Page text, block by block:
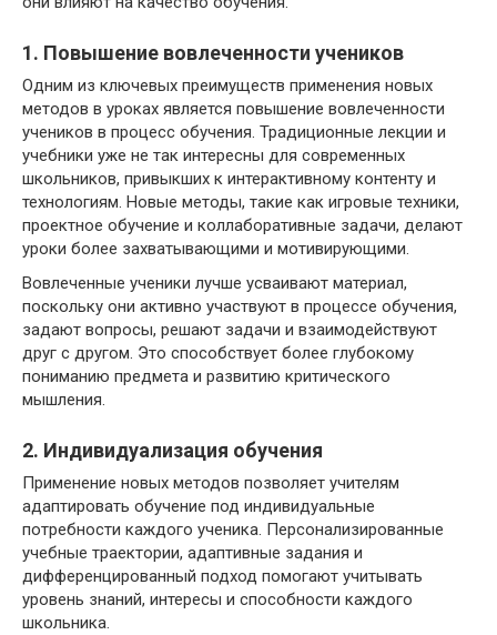
1. Повышение вовлеченности учеников
Одним из ключевых преимуществ применения новых
методов в уроках является повышение вовлеченности
учеников в процесс обучения. Традиционные лекции и
учебники уже не так интересны для современных
школьников, привыкших к интерактивному контенту и
технологиям. Новые методы, такие как игровые техники,
проектное обучение и коллаборативные задачи, делают
уроки более захватывающими и мотивирующими.
Вовлеченные ученики лучше усваивают материал,
поскольку они активно участвуют в процессе обучения,
задают вопросы, решают задачи и взаимодействуют
друг с другом. Это способствует более глубокому
пониманию предмета и развитию критического
мышления.
2. Индивидуализация обучения
Применение новых методов позволяет учителям
адаптировать обучение под индивидуальные
потребности каждого ученика. Персонализированные
учебные траектории, адаптивные задания и
дифференцированный подход помогают учитывать
уровень знаний, интересы и способности каждого
школьника.